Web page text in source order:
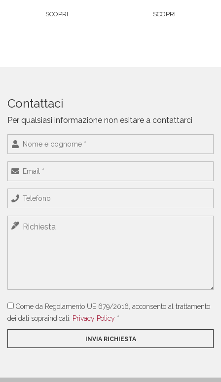
SCOPRI SCOPRI
Contattaci
Per qualsiasi informazione non esitare a contattarci
Come da Regolamento UE 679/2016, acconsento al trattamento
dei dati sopraindicati. Privacy Policy *